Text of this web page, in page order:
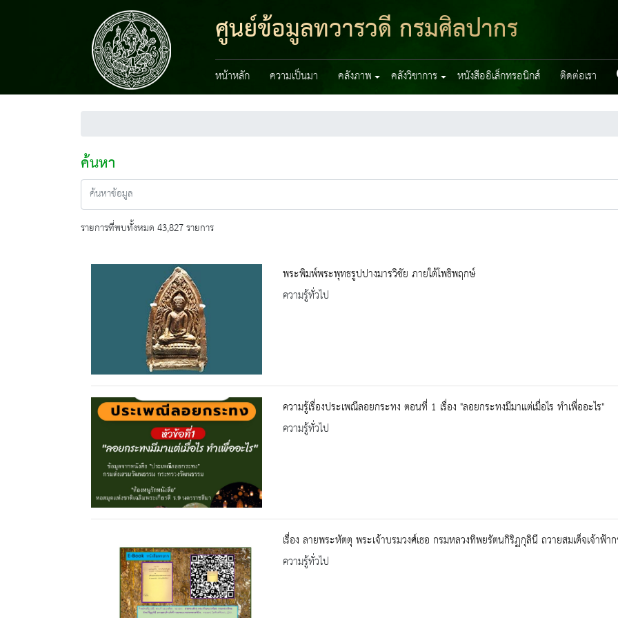
ศูนย์ข้อมูลทวารวดี กรมศิลปากร
หน้าหลัก ความเป็นมา คลังภาพ คลังวิชาการ หนังสืออิเล็กทรอนิกส์ ติดต่อเรา
ค้นหา
รายการที่พบทั้งหมด 43,827 รายการ
พระพิมพ์พระพุทธรูปปางมารวิชัย ภายใต้โพธิพฤกษ์
ความรู้ทั่วไป
ความรู้เรื่องประเพณีลอยกระทง ตอนที่ 1 เรื่อง "ลอยกระทงมีมาแต่เมื่อไร ทำเพื่ออะไร"
ความรู้ทั่วไป
เรื่อง ลายพระหัตตุ พระเจ้าบรมวงศ์เธอ กรมหลวงทิพยรัตนกิริฏกุลินี ถวายสมเด็จเจ้าฟ้
ความรู้ทั่วไป